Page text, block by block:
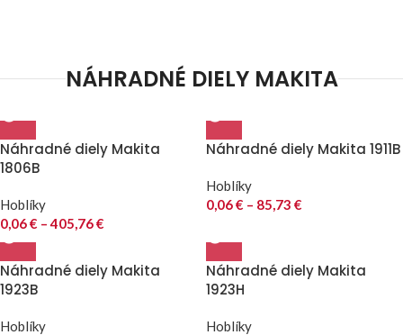
NÁHRADNÉ DIELY MAKITA
Náhradné diely Makita
1806B
Hoblíky
0,06€ – 405,76€
Náhradné diely Makita 1911B
Hoblíky
0,06€ – 85,73 €
Náhradné diely Makita
1923B
Hoblíky
Náhradné diely Makita
1923H
Hoblíky